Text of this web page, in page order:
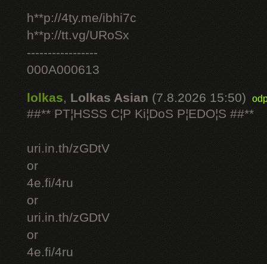
h**p://4ty.me/ibhi7c
h**p://tt.vg/URoSx
-----------------
000A000613
lolkas,Lolkas Asian (7.8.2026 15:50)
##** PT¦HSSS C¦P Ki¦DoS P¦EDO¦S ##**
uri.in.th/zGDtV
or
4e.fi/4ru
or
uri.in.th/zGDtV
or
4e.fi/4ru